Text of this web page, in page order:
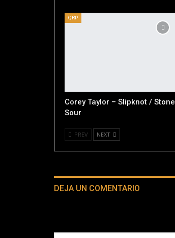
QRP
Corey Taylor – Slipknot / Stone
Sour
PREV NEXT
DEJA UN COMENTARIO